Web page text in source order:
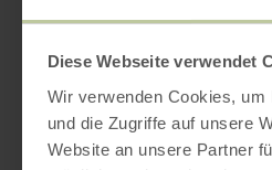
Diese Webseite verwendet
Wir verwenden Cookies,
und die Zugriffe auf unsere
Website an unsere Partner
grottes et
Des